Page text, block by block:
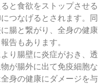
と食欲をストップさせる
つなげるとされます。同
腸と繋がり、全身の健康
告もあります。
り腸壁に炎症がおき、透
が腸外に出て免疫細胞な
身の健康にダメージを与